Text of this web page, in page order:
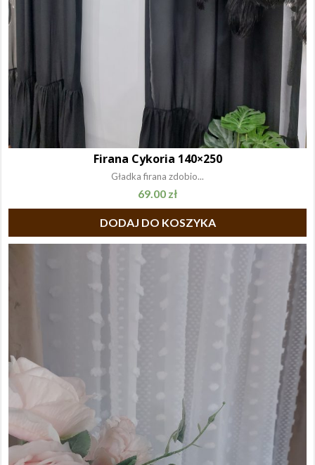
Firana Cykoria 140×250
Gładka firana zdobio...
69.00 zł
DODAJ DO KOSZYKA